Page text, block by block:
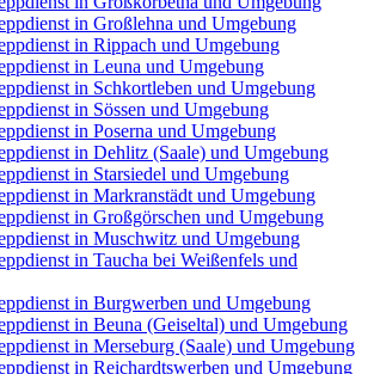
in Großlehna und Umgebung
in Rippach und Umgebung
in Leuna und Umgebung
in Schkortleben und Umgebung
in Sössen und Umgebung
in Poserna und Umgebung
in Dehlitz (Saale) und Umgebung
in Starsiedel und Umgebung
in Markranstädt und Umgebung
in Großgörschen und Umgebung
in Muschwitz und Umgebung
in Taucha bei Weißenfels und
in Burgwerben und Umgebung
in Beuna (Geiseltal) und Umgebung
in Merseburg (Saale) und Umgebung
in Reichardtswerben und Umgebung